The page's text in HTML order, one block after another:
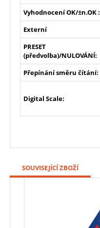
Vyhodnocení OK/±n.OK :
Externí
PRESET
(předvolba)/NULOVÁNÍ:
Přepínání směru čítání:
Digital Scale:
SOUVISEJÍCÍ ZBOŽÍ